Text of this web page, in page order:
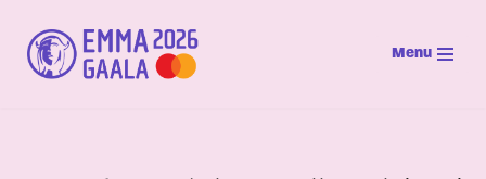
Siirry
suoraan
Menu